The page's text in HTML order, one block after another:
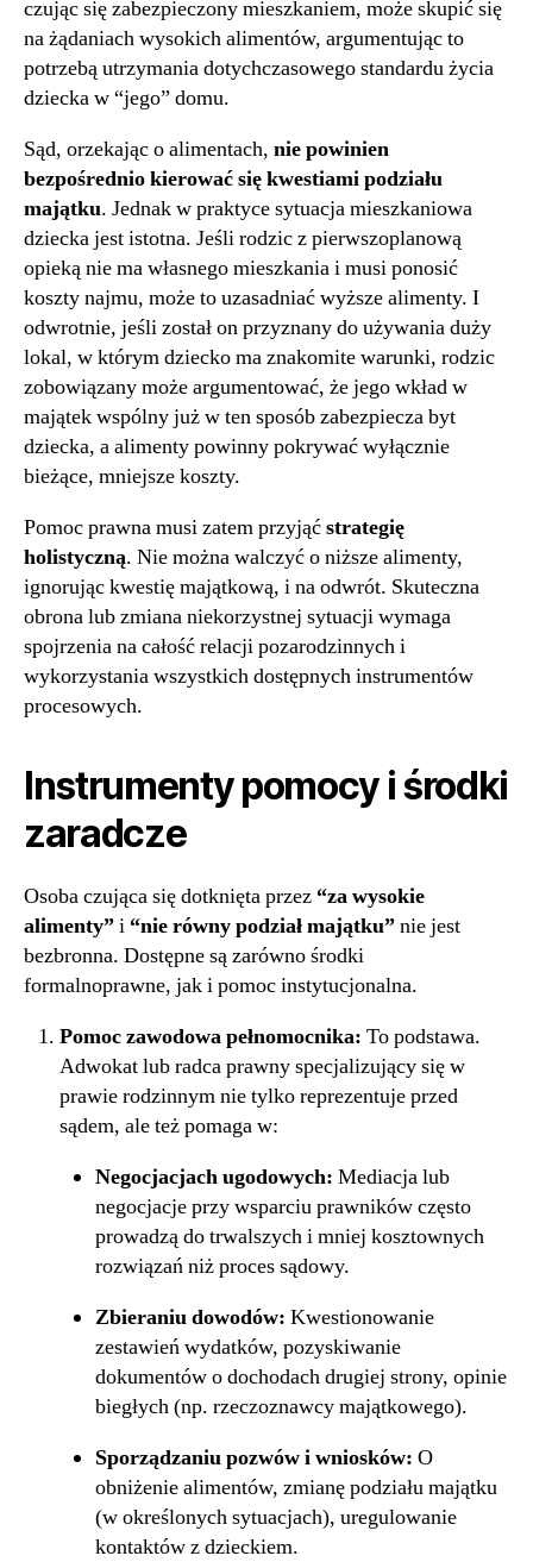
czując się zabezpieczony mieszkaniem, może skupić się
na żądaniach wysokich alimentów, argumentując to
potrzebą utrzymania dotychczasowego standardu życia
dziecka w “jego” domu.
Sąd, orzekając o alimentach, nie powinien
bezpośrednio kierować się kwestiami podziału
majątku. Jednak w praktyce sytuacja mieszkaniowa
dziecka jest istotna. Jeśli rodzic z pierwszoplanową
opieką nie ma własnego mieszkania i musi ponosić
koszty najmu, może to uzasadniać wyższe alimenty. I
odwrotnie, jeśli został on przyznany do używania duży
lokal, w którym dziecko ma znakomite warunki, rodzic
zobowiązany może argumentować, że jego wkład w
majątek wspólny już w ten sposób zabezpiecza byt
dziecka, a alimenty powinny pokrywać wyłącznie
bieżące, mniejsze koszty.
Pomoc prawna musi zatem przyjąćstrategię
holistyczną. Nie można walczyć o niższe alimenty,
ignorując kwestię majątkową, i na odwrót. Skuteczna
obrona lub zmiana niekorzystnej sytuacji wymaga
spojrzenia na całość relacji pozarodzinnych i
wykorzystania wszystkich dostępnych instrumentów
procesowych.
Instrumenty pomocy i środki
zaradcze
Osoba czująca się dotknięta przez “za wysokie
alimenty”i “nie równy podział majątku”nie jest
bezbronna. Dostępne są zarówno środki
formalnoprawne, jak i pomoc instytucjonalna.
Pomoc zawodowa pełnomocnika: To podstawa.
Adwokat lub radca prawny specjalizujący się w
prawie rodzinnym nie tylko reprezentuje przed
sądem, ale też pomaga w:
Negocjacjach ugodowych: Mediacja lub
negocjacje przy wsparciu prawników często
prowadzą do trwalszych i mniej kosztownych
rozwiązań niż proces sądowy.
Zbieraniu dowodów: Kwestionowanie
zestawień wydatków, pozyskiwanie
dokumentów o dochodach drugiej strony, opinie
biegłych (np. rzeczoznawcy majątkowego).
Sporządzaniu pozwów i wniosków: O
obniżenie alimentów, zmianę podziału majątku
(w określonych sytuacjach), uregulowanie
kontaktów z dzieckiem.